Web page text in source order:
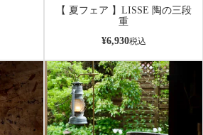
【 夏フェア 】LISSE 陶の三段
重
¥6,930税込